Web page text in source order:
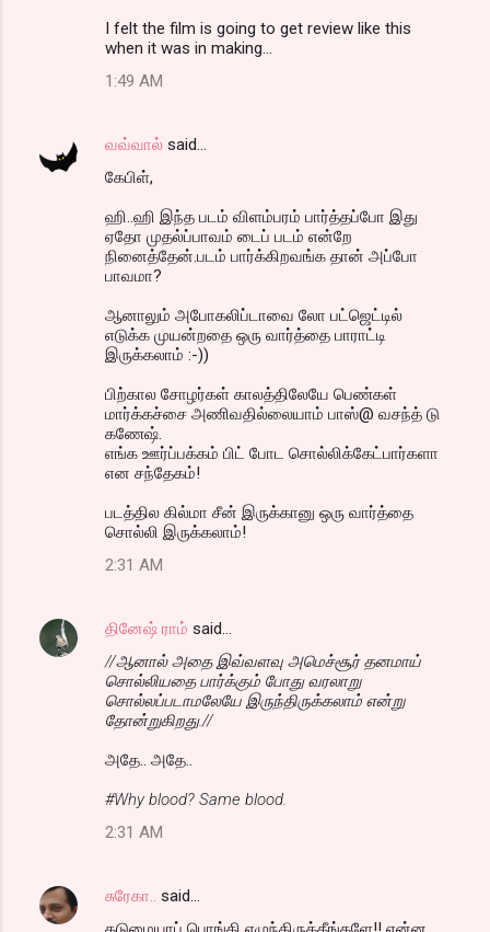
I felt the film is going to get review like this
when it was in making...
1:49 AM
வவ்வால் said…
கேபிள்,
ஹி..ஹி இந்த படம் விளம்பரம் பார்த்தப்போ இது
ஏதோ முதல்ப்பாவம் டைப் படம் என்றே
நினைத்தேன்.படம் பார்க்கிறவங்க தான் அப்போ
பாவமா?
ஆனாலும் அபோகலிப்டாவை லோ பட்ஜெட்டில்
எடுக்க முயன்றதை ஒரு வார்த்தை பாராட்டி
இருக்கலாம் :-))
பிற்கால சோழர்கள் காலத்திலேயே பெண்கள்
மார்க்கச்சை அணிவதில்லையாம் பாஸ்@ வசந்த் டு
கணேஷ்.
எங்க ஊர்ப்பக்கம் பிட் போட சொல்லிக்கேட்பார்களா
என சந்தேகம்!
படத்தில கில்மா சீன் இருக்கானு ஒரு வார்த்தை
சொல்லி இருக்கலாம்!
2:31 AM
தினேஷ் ராம் said…
//ஆனால் அதை இவ்வளவு அமெச்சூர் தனமாய்
சொல்லியதை பார்க்கும் போது வரலாறு
சொல்லப்படாமலேயே இருந்திருக்கலாம் என்று
தோன்றுகிறது.//
அதே.. அதே..
#Why blood? Same blood.
2:31 AM
சுரேகா.. said…